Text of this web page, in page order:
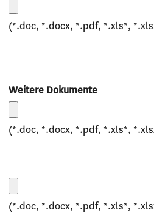
(*.doc, *.docx, *.pdf, *.xls*,
Weitere Dokumente
(*.doc, *.docx, *.pdf, *.xls*,
(*.doc, *.docx, *.pdf, *.xls*,